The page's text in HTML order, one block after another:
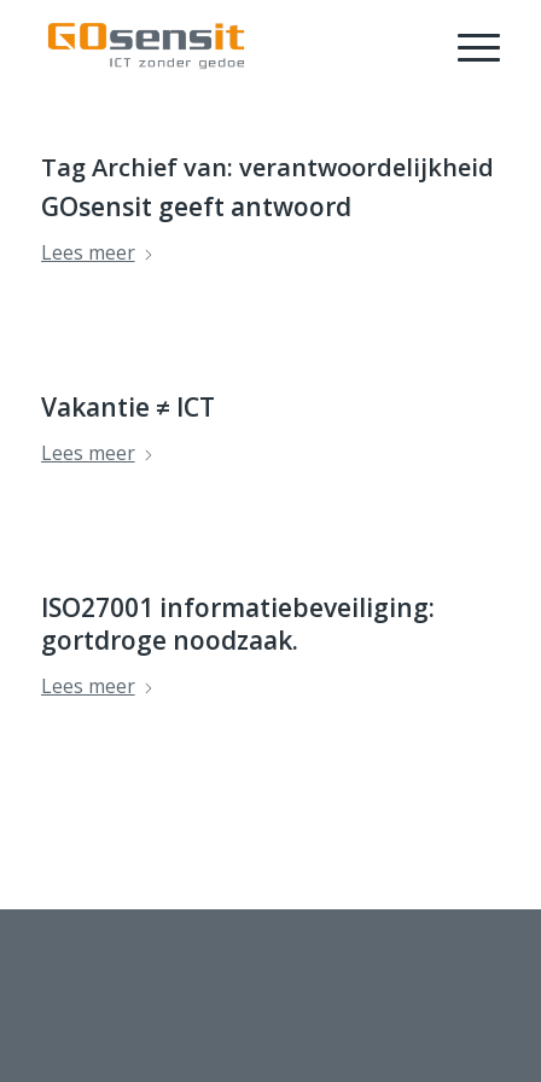
Tag Archief van: verantwoordelijkheid
GOsensit geeft antwoord
Lees meer
Vakantie ≠ ICT
Lees meer
ISO27001 informatiebeveiliging:
gortdroge noodzaak.
Lees meer